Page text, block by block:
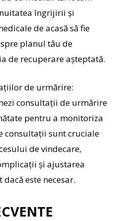
îngrijirii și
de acasă să fie
planul tău de
de recuperare așteptată.
de urmărire:
consultații de urmărire
pentru a monitoriza
consultații sunt cruciale
de vindecare,
și ajustarea
este necesar.